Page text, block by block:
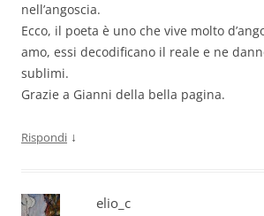
nell’angoscia.
Ecco, il poeta è uno che vive molto
amo, essi decodificano il reale e ne
sublimi.
Grazie a Gianni della bella pagina.
Rispondi ↓
elio_c